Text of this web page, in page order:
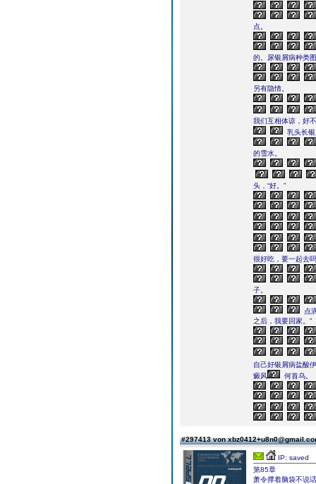
点。
的。尿银屑病种类
另有隐情。
我们互相体谅，好
乳头长
的雪水。
头，“好。”
很好吃，要一起去
子。
点
之后，我要回家。”
自己好银屑病盐酸
癜风
何首乌。
#297413 von
IP: saved
第85章
萧令撑着脑袋不说